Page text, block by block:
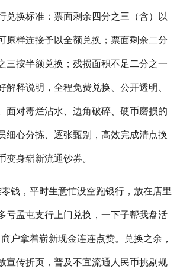
兑换标准：票面剩余四分之三（含）以
原样连接予以全额兑换；票面剩余二分
三按半额兑换；残损面积不足二分之一
解释说明，全程免费兑换、公开透明、
面对霉烂沾水、边角破碎、硬币磨损的
细心分拣、逐张甄别，高效完成清点换
变身崭新流通钞券。
钱，平时生意忙没空跑银行，放在店里
亏孟屯支行上门兑换，一下子帮我盘活
户拿着崭新现金连连点赞。兑换之余，
宣传折页，普及不宜流通人民币挑剔规